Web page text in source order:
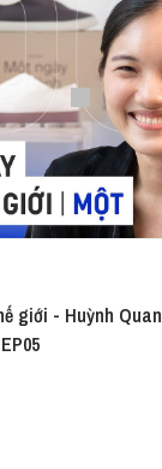
giới - Huỳnh